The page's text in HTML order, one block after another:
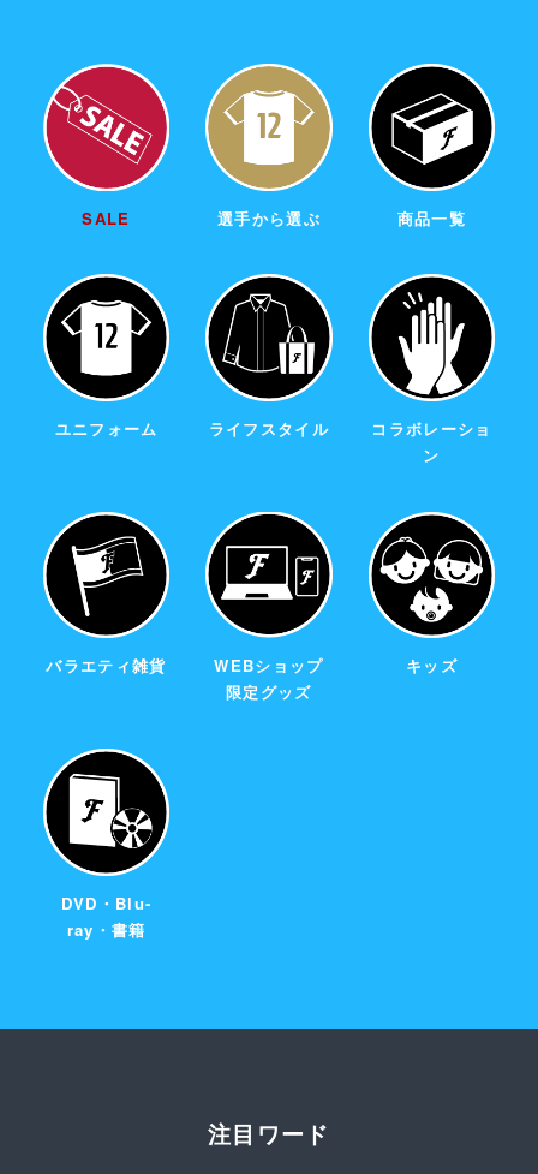
SALE 選手から選ぶ 商品一覧
ユニフォーム ライフスタイル
コラボレーショ
ン
バラエティ雑貨
WEBショップ
限定グッズ
キッズ
DVD・Blu-
ray・書籍
注目ワード